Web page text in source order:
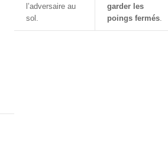
l’adversaire au
sol.
garder les
poings fermés.